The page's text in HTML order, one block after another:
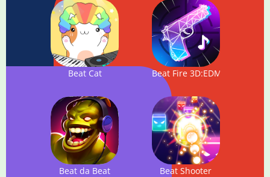
Beat Cat Beat Fire 3D:EDM Music
Beat da Beat Beat Shooter